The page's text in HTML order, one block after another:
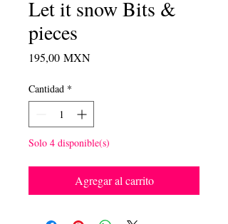
Let it snow Bits &
pieces
195,00 MXNPrecio
Cantidad *
Solo 4 disponible(s)
Agregar al carrito